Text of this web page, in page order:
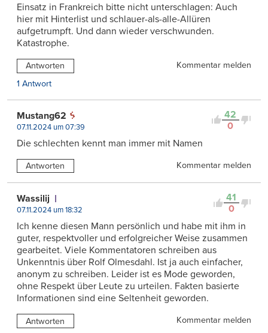
Einsatz in Frankreich bitte nicht unterschlagen: Auch
hier mit Hinterlist und schlauer-als-alle-Allüren
aufgetrumpft. Und dann wieder verschwunden.
Katastrophe.
Antworten
Kommentar melden
1 Antwort
42
0
Mustang62
07.11.2024 um 07:39
Die schlechten kennt man immer mit Namen
Antworten Kommentar melden
41
0
Wassilij
07.11.2024 um 18:32
Ich kenne diesen Mann persönlich und habe mit ihm in
guter, respektvoller und erfolgreicher Weise zusammen
gearbeitet. Viele Kommentatoren schreiben aus
Unkenntnis über Rolf Olmesdahl. Ist ja auch einfacher,
anonym zu schreiben. Leider ist es Mode geworden,
ohne Respekt über Leute zu urteilen. Fakten basierte
Informationen sind eine Seltenheit geworden.
Antworten
Kommentar melden